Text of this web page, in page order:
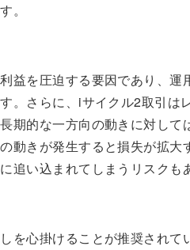
。
益を圧迫する要因であり、運
。さらに、iサイクル2取引は
期的な一方向の動きに対して
動きが発生すると損失が拡大
追い込まれてしまうリスクも
を心掛けることが推奨されて